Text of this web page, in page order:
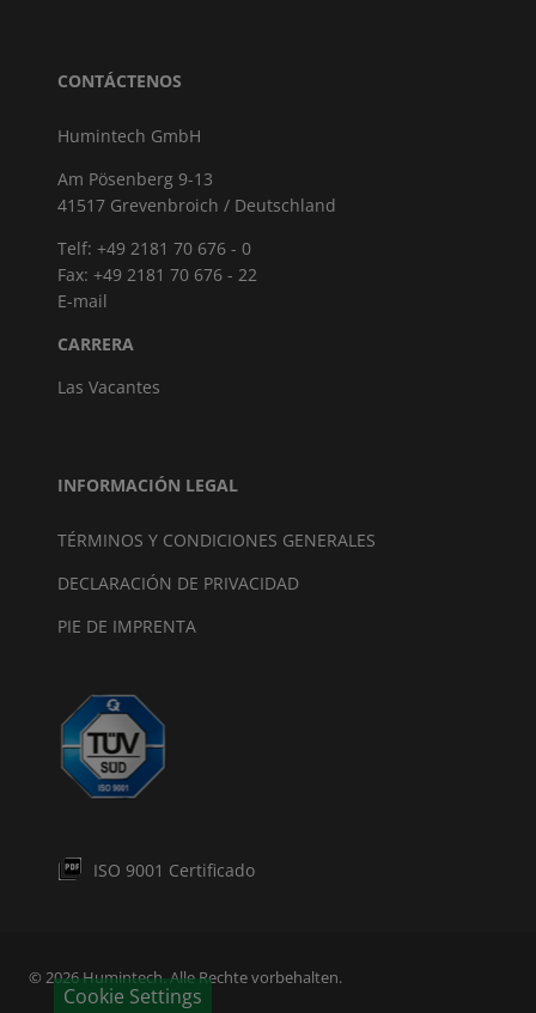
CONTÁCTENOS
Humintech GmbH
Am Pösenberg 9-13
41517 Grevenbroich / Deutschland
Telf: +49 2181 70 676 - 0
Fax: +49 2181 70 676 - 22
E-mail
CARRERA
Las Vacantes
INFORMACIÓN LEGAL
TÉRMINOS Y CONDICIONES GENERALES
DECLARACIÓN DE PRIVACIDAD
PIE DE IMPRENTA
ISO 9001 Certificado
© 2026 Humintech. Alle Rechte vorbehalten.
Cookie Settings